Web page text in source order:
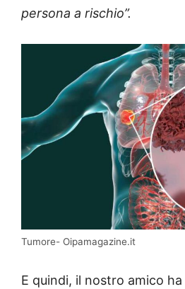
persona a rischio”.
Tumore- Oipamagazine.it
E quindi, il nostro amico